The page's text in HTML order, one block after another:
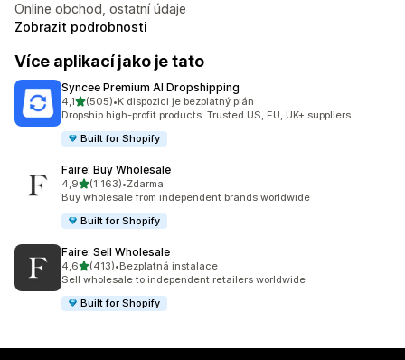
Online obchod, ostatní údaje
Zobrazit podrobnosti
Více aplikací jako je tato
Syncee Premium AI Dropshipping
4,1z 5 hvězd
(505)
Celkový počet recenzí: 505
•K dispozici je bezplatný plán
Dropship high-profit products. Trusted US, EU, UK+ suppliers.
Built for Shopify
Faire: Buy Wholesale
4,9z 5 hvězd
(1 163)
Celkový počet recenzí: 1163
•Zdarma
Buy wholesale from independent brands worldwide
Built for Shopify
Faire: Sell Wholesale
4,6z 5 hvězd
(413)
Celkový počet recenzí: 413
•Bezplatná instalace
Sell wholesale to independent retailers worldwide
Built for Shopify